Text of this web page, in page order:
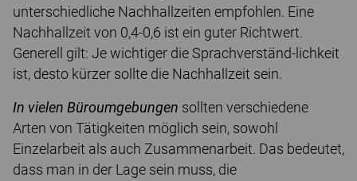
unterschiedliche Nachhallzeiten empfohlen. Eine
Nachhallzeit von 0,4-0,6 ist ein guter Richtwert.
Generell gilt: Je wichtiger die Sprachverständ-lichkeit
ist, desto kürzer sollte die Nachhallzeit sein.
In vielen Büroumgebungen sollten verschiedene
Arten von Tätigkeiten möglich sein, sowohl
Einzelarbeit als auch Zusammenarbeit. Das bedeutet,
dass man in der Lage sein muss, die